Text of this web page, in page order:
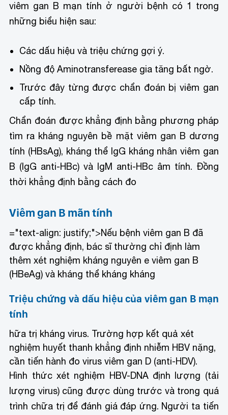
viêm gan B mạn tính ở người bệnh có 1 trong
những biểu hiện sau:
Các dấu hiệu và triệu chứng gợi ý.
Nồng độ Aminotransferease gia tăng bất ngờ.
Trước đây từng được chẩn đoán bị viêm gan
cấp tính.
Chẩn đoán được khẳng định bằng phương pháp
tìm ra kháng nguyên bề mặt viêm gan B dương
tính (HBsAg), kháng thể IgG kháng nhân viêm gan
B (IgG anti-HBc) và IgM anti-HBc âm tính. Đồng
thời khẳng định bằng cách đo
Viêm gan B mãn tính
="text-align: justify;">Nếu bệnh viêm gan B đã
được khẳng định, bác sĩ thường chỉ định làm
thêm xét nghiệm kháng nguyên e viêm gan B
(HBeAg) và kháng thể kháng kháng
Triệu chứng và dấu hiệu của viêm gan B mạn
tính
hữa trị kháng virus. Trường hợp kết quả xét
nghiệm huyết thanh khẳng định nhiễm HBV nặng,
cần tiến hành đo virus viêm gan D (anti-HDV).
Hình thức xét nghiệm HBV-DNA định lượng (tải
lượng virus) cũng được dùng trước và trong quá
trình chữa trị để đánh giá đáp ứng. Người ta tiến